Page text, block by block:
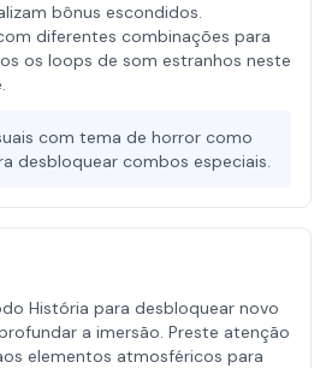
bônus escondidos.
diferentes combinações para
os loops de som estranhos neste
com tema de horror como
desbloquear combos especiais.
História para desbloquear novo
a imersão. Preste atenção
elementos atmosféricos para